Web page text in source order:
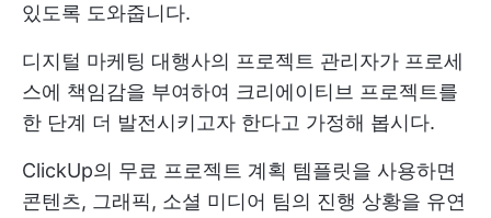
있도록 도와줍니다.
디지털 마케팅 대행사의 프로젝트 관리자가 프로세
스에 책임감을 부여하여 크리에이티브 프로젝트를
한 단계 더 발전시키고자 한다고 가정해 봅시다.
ClickUp의 무료 프로젝트 계획 템플릿을 사용하면
콘텐츠, 그래픽, 소셜 미디어 팀의 진행 상황을 유연